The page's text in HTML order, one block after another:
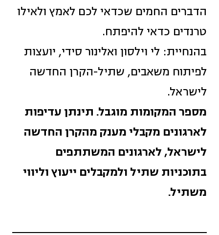
הדברים החמים שכדאי לכם לאמץ ולאילו
טרנדים כדאי להיפתח.
בהנחיית: לי וילסון ואלינור סידי, יועצות
לפיתוח משאבים, שתיל-הקרן החדשה
לישראל.
מספר המקומות מוגבל. תינתן עדיפות
לארגונים מקבלי מענק מהקרן החדשה
לישראל, לארגונים המשתתפים
בתוכניות שתיל ולמקבלים ייעוץ וליווי
משתיל.